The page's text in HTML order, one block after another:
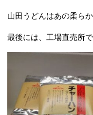
山田うどんはあの柔ら
最後には、工場直売所